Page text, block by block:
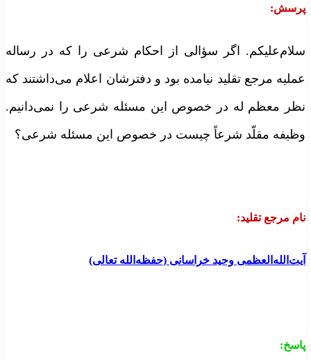
اگر سؤالی از احکام شرعی را که در رساله
مرجع تقلید نیامده بود و دفترشان اعلام می‌داشتند که
معظم له در خصوص این مسئله شرعی را نمی‌دانیم.
مقلّد شرعاً چیست در خصوص این مسئله شرعی؟
مرجع تقلید:
وحید خراسانی (حفظه‌الله تعالی)